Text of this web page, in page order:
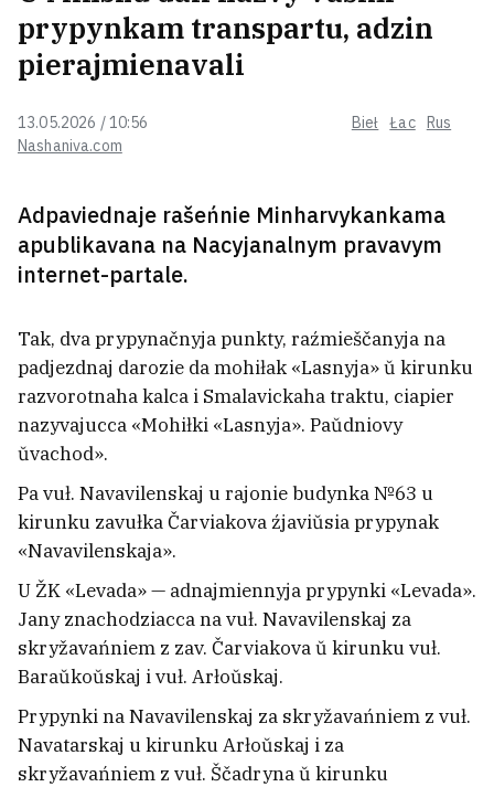
Nashaniva.com
13.05.2026 / 10:56 Bieł Łac Rus
prypynkam transpartu, adzin
pierajmienavali
Adpaviednaje rašeńnie Minharvykankama
apublikavana na Nacyjanalnym pravavym
internet-partale.
Tak, dva prypynačnyja punkty, raźmieščanyja na
padjezdnaj darozie da mohiłak «Lasnyja» ŭ kirunku
razvorotnaha kalca i Smalavickaha traktu, ciapier
nazyvajucca «Mohiłki «Lasnyja». Paŭdniovy
ŭvachod».
Pa vuł. Navavilenskaj u rajonie budynka №63 u
kirunku zavułka Čarviakova źjaviŭsia prypynak
«Navavilenskaja».
U ŽK «Levada» — adnajmiennyja prypynki «Levada».
Jany znachodziacca na vuł. Navavilenskaj za
skryžavańniem z zav. Čarviakova ŭ kirunku vuł.
Baraŭkoŭskaj i vuł. Arłoŭskaj.
Prypynki na Navavilenskaj za skryžavańniem z vuł.
Navatarskaj u kirunku Arłoŭskaj i za
skryžavańniem z vuł. Ščadryna ŭ kirunku
ažyjataž
Byłaja palitźniavolenaja Nasta Łojka
praz amal čatyry hady
Biełaruskija studenty zavajavali
šeść załatych miedaloŭ na
Mižnarodnaj matematyčnaj
alimpijadzie
3
Syn prezidenta Zimbabve,
mierkavana, lačyŭsia ŭ Biełarusi ad
narkatyčnaj zaležnaści
Meta pavinna vypłacić 567 miljonaŭ
dalaraŭ za škodu, naniesienuju
dziciačaj psichicy Facebook i
Instagram
9